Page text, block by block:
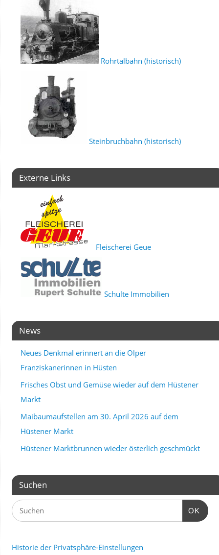
Röhrtalbahn (historisch)
Steinbruchbahn (historisch)
Externe Links
Fleischerei Geue
Schulte Immobilien
News
Neues Denkmal erinnert an die Olper
Franziskanerinnen in Hüsten
Frisches Obst und Gemüse wieder auf dem Hüstener
Markt
Maibaumaufstellen am 30. April 2026 auf dem
Hüstener Markt
Hüstener Marktbrunnen wieder österlich geschmückt
Suchen
OK
Historie der Privatsphäre-Einstellungen